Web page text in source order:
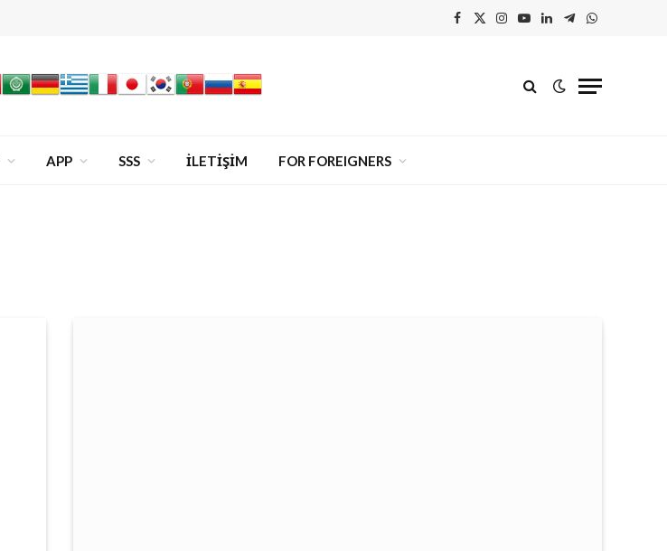
Facebook
X
Instagram
YouTube
Linkedin'de
Telegram
WhatsApp
APP SSS İLETİŞİM FOR FOREIGNERS